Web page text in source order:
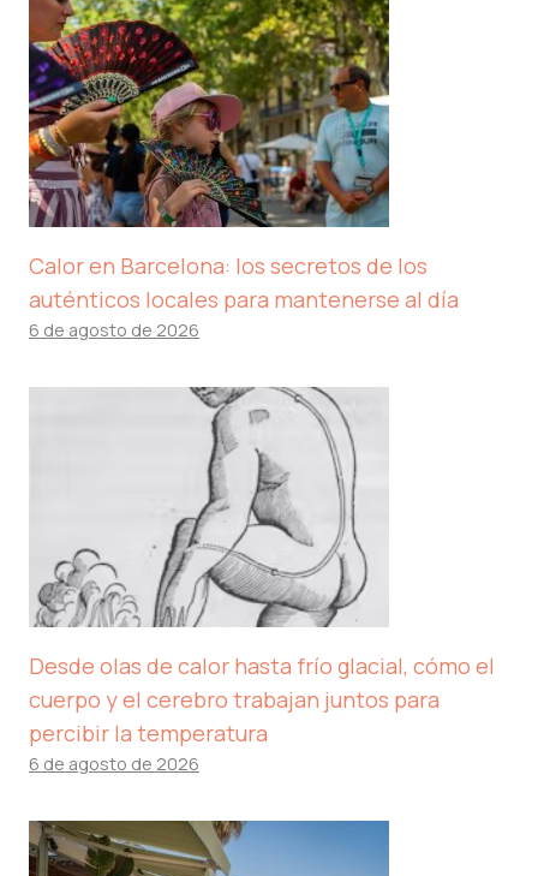
Calor en Barcelona: los secretos de los
auténticos locales para mantenerse al día
6 de agosto de 2026
Desde olas de calor hasta frío glacial, cómo el
cuerpo y el cerebro trabajan juntos para
percibir la temperatura
6 de agosto de 2026